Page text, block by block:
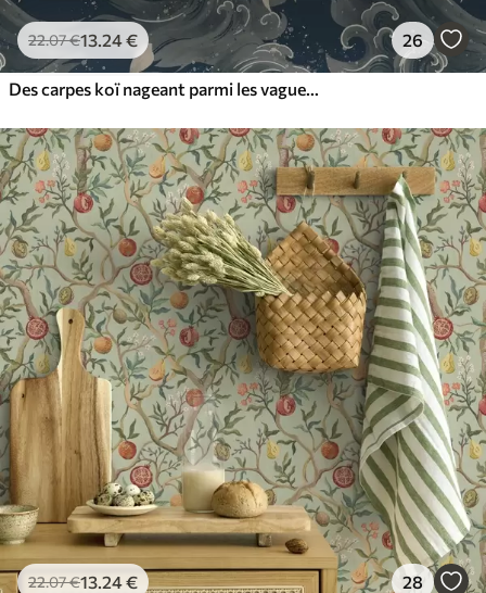
22.07€13.24€ 26
Des carpes koï nageant parmi les vagues spectaculaires de l'océan
22.07€13.24€ 28